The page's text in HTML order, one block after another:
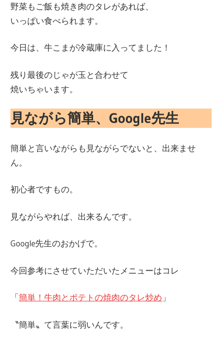
野菜もご飯も焼き肉のタレがあれば、
いっぱい食べられます。
今日は、牛こまが冷蔵庫に入ってました！
残り最後のじゃが玉と合わせて
焼いちゃいます。
見ながら簡単、Google先生
簡単と言いながらも見ながらでないと、出来ませ
ん。
初心者ですもの。
見ながらやれば、出来るんです。
Google先生のおかげで。
今回参考にさせていただいたメニューはコレ
「簡単！牛肉とポテトの焼肉のタレ炒め 」
〝簡単〟て言葉に弱いんです。